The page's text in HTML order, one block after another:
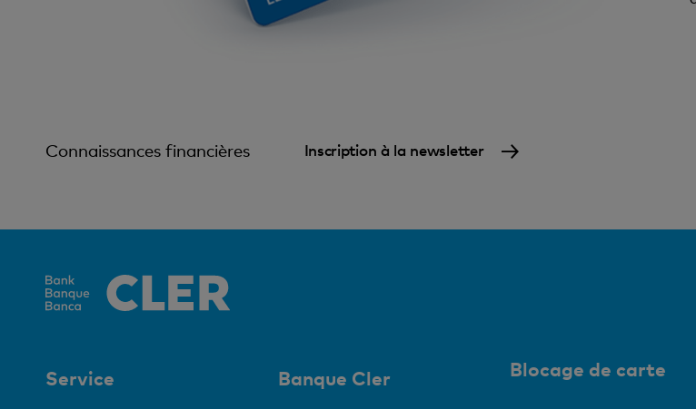
Connaissances financières Inscription à la newsletter
Service Banque Cler Blocage de carte